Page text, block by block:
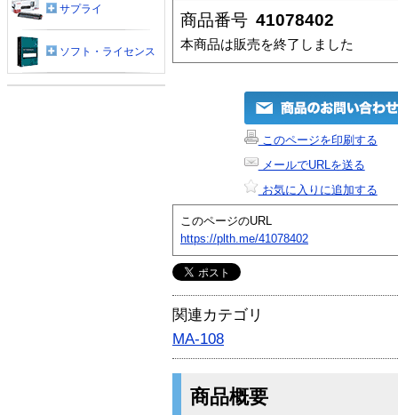
商品番号 41078402
本商品は販売を終了しました
このページを印刷する
メールでURLを送る
お気に入りに追加する
このページのURL
https://plth.me/41078402
関連カテゴリ
MA-108
商品概要
サプライ
ソフト・ライセンス